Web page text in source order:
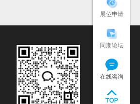
展位申请
同期论坛
在线咨询